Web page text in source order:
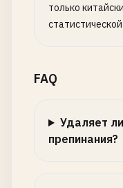
только
FAQ
Удаляет
препинания?